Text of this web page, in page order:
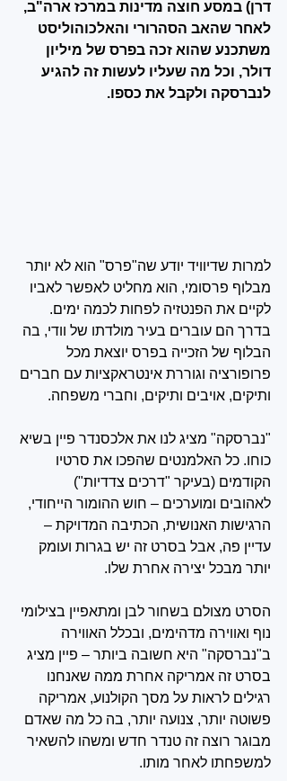
דרן) במסע חוצה מדינות במרכז ארה"ב,
לאחר שהאב הסהרורי והאלכוהוליסט
משתכנע שהוא זכה בפרס של מיליון
דולר, וכל מה שעליו לעשות זה להגיע
לנברסקה ולקבל את כספו.
למרות שדיוויד יודע שה"פרס" הוא לא יותר
מבלוף פרסומי, הוא מחליט לאפשר לאביו
לקיים את הפנטזיה לפחות לכמה ימים.
בדרך הם עוברים בעיר מולדתו של וודי, בה
הבלוף של הזכייה בפרס יוצאת מכל
פרופורציה וגוררת אינטראקציות עם חברים
ותיקים, אויבים ותיקים, וחברי משפחה.
"נברסקה" מציג לנו את אלכסנדר פיין בשיא
כוחו. כל האלמנטים שהפכו את סרטיו
הקודמים (בעיקר "דרכים צדדיות")
לאהובים ומוערכים – חוש ההומור הייחודי,
הרגישות האנושית, הכתיבה המדויקת –
עדיין פה, אבל בסרט זה יש בגרות ועומק
יותר מבכל יצירה אחרת שלו.
הסרט מצולם בשחור לבן ומתאפיין בצילומי
נוף ואווירה מדהימים, ובכלל האווירה
ב"נברסקה" היא חשובה ביותר – פיין מציג
בסרט זה אמריקה אחרת ממה שאנחנו
רגילים לראות על מסך הקולנוע, אמריקה
פשוטה יותר, צנועה יותר, בה כל מה שאדם
מבוגר רוצה זה טנדר חדש ומשהו להשאיר
למשפחתו לאחר מותו.